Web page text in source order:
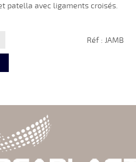
patella avec ligaments croisés.
Réf : JAMB